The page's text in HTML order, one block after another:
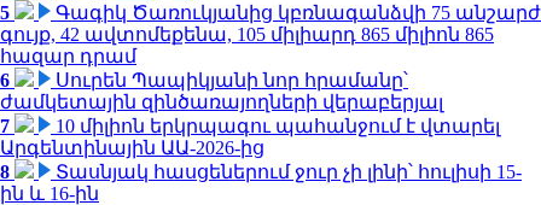
5
Գագիկ Ծառուկյանից կբռնագանձվի 75 անշարժ
գույք, 42 ավտոմեքենա, 105 միլիարդ 865 միլիոն 865
հազար դրամ
6
Սուրեն Պապիկյանի նոր հրամանը՝
ժամկետային զինծառայողների վերաբերյալ
7
10 միլիոն երկրպագու պահանջում է վտարել
Արգենտինային ԱԱ-2026-ից
8
Տասնյակ հասցեներում ջուր չի լինի՝ հուլիսի 15-
ին և 16-ին